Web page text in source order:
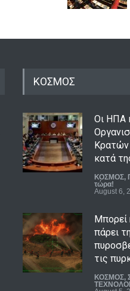
ΚΟΣΜΟΣ
Οι ΗΠΑ
Κρατών
κατά
ΚΟΣΜΟΣ,
τώρα!
August 6,
Μπορεί
πάρει
τις
ΚΟΣΜΟΣ,